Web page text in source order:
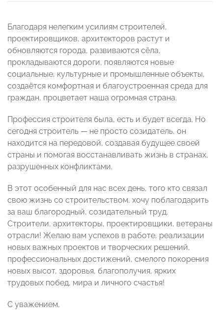
Благодаря нелегким усилиям строителей,
проектировщиков, архитекторов растут и
обновляются города, развиваются сёла,
прокладываются дороги, появляются новые
социальные, культурные и промышленные объекты,
создаётся комфортная и благоустроенная среда для
граждан, процветает наша огромная страна.
Профессия строителя была, есть и будет всегда. Но
сегодня строитель — не просто созидатель, он
находится на передовой, создавая будущее своей
страны и помогая восстанавливать жизнь в странах,
разрушенных конфликтами.
В этот особенный для нас всех день, того кто связал
свою жизнь со строительством, хочу поблагодарить
за ваш благородный, созидательный труд.
Строители, архитекторы, проектировщики, ветераны
отрасли! Желаю вам успехов в работе, реализации
новых важных проектов и творческих решений,
профессиональных достижений, смелого покорения
новых высот, здоровья, благополучия, ярких
трудовых побед, мира и личного счастья!
С уважением,